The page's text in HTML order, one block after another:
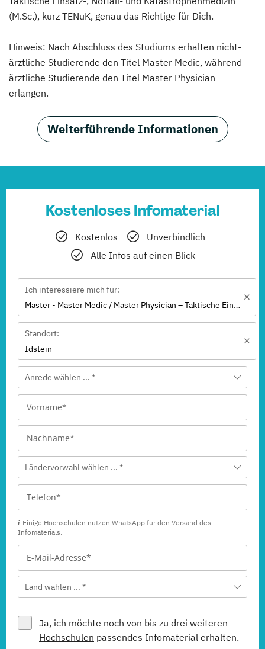
(M.Sc.), kurz TENuK, genau das Richtige für Dich.
Hinweis: Nach Abschluss des Studiums erhalten nicht-
ärztliche Studierende den Titel Master Medic, während
ärztliche Studierende den Titel Master Physician
erlangen.
Weiterführende Informationen
Kostenloses Infomaterial
Kostenlos
Unverbindlich
Alle Infos auf einen Blick
Ich interessiere mich für:
Master - Master Medic / Master Physician – Taktische Einsatz-, Notfall- und Katastrophenmedizin
Standort:
Idstein
Anrede wählen ... *
Ländervorwahl wählen ... *
Einige Hochschulen nutzen WhatsApp für den Versand des
Infomaterials.
Land wählen ... *
Ja, ich möchte noch von bis zu drei weiteren
Hochschulen passendes Infomaterial erhalten.